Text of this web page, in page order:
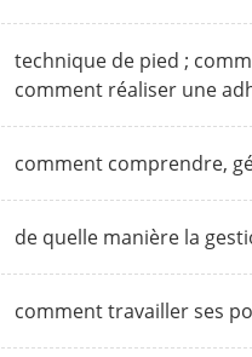
technique de pied ;
comment réaliser une
comment comprendre,
de quelle manière la
comment travailler ses